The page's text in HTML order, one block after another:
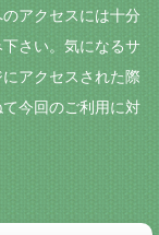
アクセスには十分
さい。気になるサ
アクセスされた際
今回のご利用に対